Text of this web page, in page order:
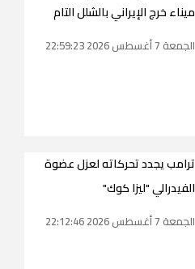
ميناء خرج الإيراني بالشلل التام
الجمعة 7 أغسطس 2026 22:59:23
ترامب يجدد تحركاته لعزل عضوة
الفيدرالي "ليزا كوك"
الجمعة 7 أغسطس 2026 22:12:46